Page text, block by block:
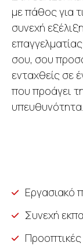
με πάθος για
συνεχή
σου, σου
ενταχθείς σε
που προάγει
υπευθυνότητα.
Εργασιακό
Συνεχή